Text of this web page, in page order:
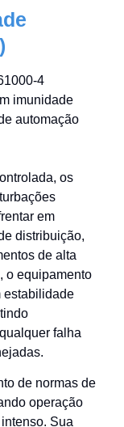
4
imunidade
automação
os
em
distribuição,
de alta
o equipamento
estabilidade
falha
de normas de
operação
Sua